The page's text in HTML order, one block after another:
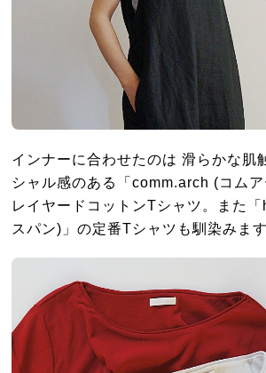
インナーに合わせたのは 滑らかな肌
シャル感のある「comm.arch (コム
レイヤードコットンTシャツ。また
スパン)」の定番Tシャツも馴染みます